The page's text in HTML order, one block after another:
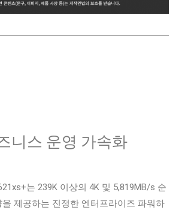
니스 운영 가속화
는 239K 이상의 4K 및 5,819MB/s 순
제공하는 진정한 엔터프라이즈 파워하